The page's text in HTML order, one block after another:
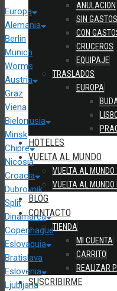
ANULACION
SIN
CON
CRUCEROS
EQUIPAJE
TRASLADOS
EUROPA
HOTELES
VUELTA AL MUNDO
VUELTA AL
VUELTA AL MUNDO
BLOG
CONTACTO
TIENDA
MI CUENTA
CARRITO
REALIZAR
SUSCRIBIRME
Europa
Alemania
Berlin
Munich
Worms
Austria
Graz
Viena
Bielorrusia
Minsk
Chipre
Nicosia
Croacia
Dubrovnik
Split
Dinamarca
Copenhague
Eslovaquia
Bratislava
Eslovenia
Ljubljana